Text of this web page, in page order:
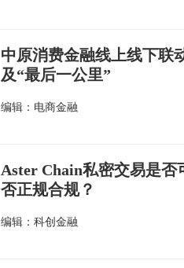
中原消费金融线上线下联
及“最后一公里”
编辑：电商金融
Aster Chain私密交易是
否正规合规？
编辑：科创金融